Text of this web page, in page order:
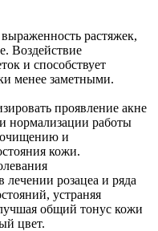
растяжек,
Воздействие
и способствует
менее заметными.
проявление акне
нормализации работы
очищению и
кожи.
лечении розацеа и ряда
устраняя
общий тонус кожи
цвет.